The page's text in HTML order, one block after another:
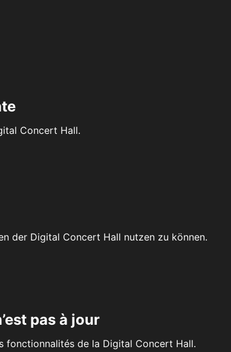
Concert Hall.
der Digital Concert Hall nutzen zu können.
pas à jour
fonctionnalités de la Digital Concert Hall.